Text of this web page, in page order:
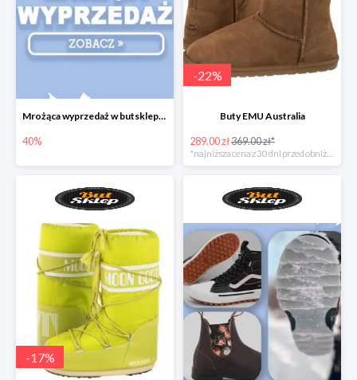
Mrożąca wyprzedaż w butsklep.pl
40%
-22%
Buty EMU Australia
289.00 zł369.00 zł*
*najniższa cena z 30 dni przed obniżką
-17%